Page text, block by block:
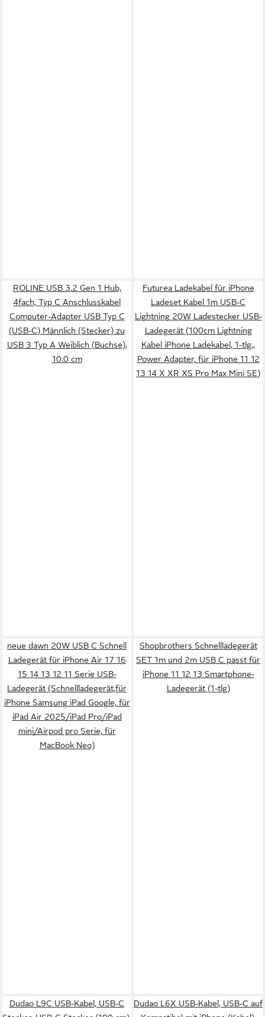
ROLINE USB 3.2 Gen 1 Hub,
4fach, Typ C Anschlusskabel
Computer-Adapter USB Typ C
(USB-C) Männlich (Stecker) zu
USB 3 Typ A Weiblich (Buchse),
10.0 cm
Futurea Ladekabel für iPhone
Ladeset Kabel 1m USB-C
Lightning 20W Ladestecker USB-
Ladegerät (100cm Lightning
Kabel iPhone Ladekabel, 1-tlg.,
Power Adapter, für iPhone 11 12
13 14 X XR XS Pro Max Mini SE)
neue dawn 20W USB C Schnell
Ladegerät für iPhone Air 17 16
15 14 13 12 11 Serie USB-
Ladegerät (Schnellladegerät,für
iPhone Samsung iPad Google, für
iPad Air 2025/iPad Pro/iPad
mini/Airpod pro Serie, für
MacBook Neo)
Shopbrothers Schnellladegerät
SET 1m und 2m USB C passt für
iPhone 11 12 13 Smartphone-
Ladegerät (1-tlg)
Dudao L9C USB-Kabel, USB-C
Dudao L6X USB-Kabel, USB-C auf